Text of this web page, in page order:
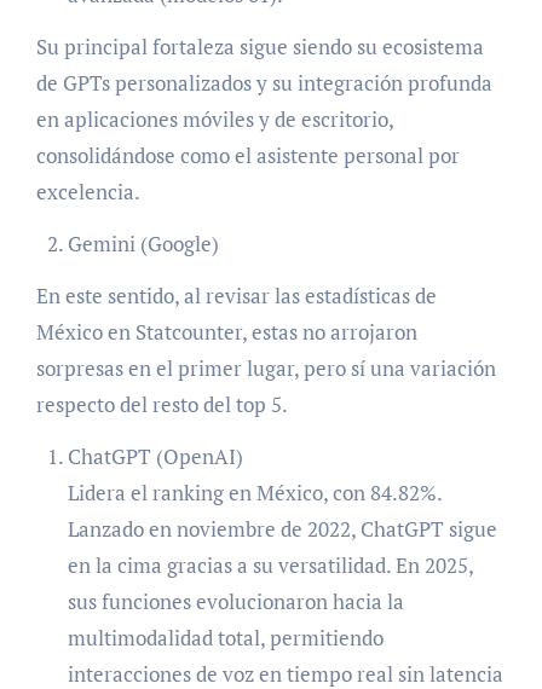
Su principal fortaleza sigue siendo su ecosistema
de GPTs personalizados y su integración profunda
en aplicaciones móviles y de escritorio,
consolidándose como el asistente personal por
excelencia.
Gemini (Google)
En este sentido, al revisar las estadísticas de
México en Statcounter, estas no arrojaron
sorpresas en el primer lugar, pero sí una variación
respecto del resto del top 5.
ChatGPT (OpenAI)
Lidera el ranking en México, con 84.82%.
Lanzado en noviembre de 2022, ChatGPT sigue
en la cima gracias a su versatilidad. En 2025,
sus funciones evolucionaron hacia la
multimodalidad total, permitiendo
interacciones de voz en tiempo real sin latencia